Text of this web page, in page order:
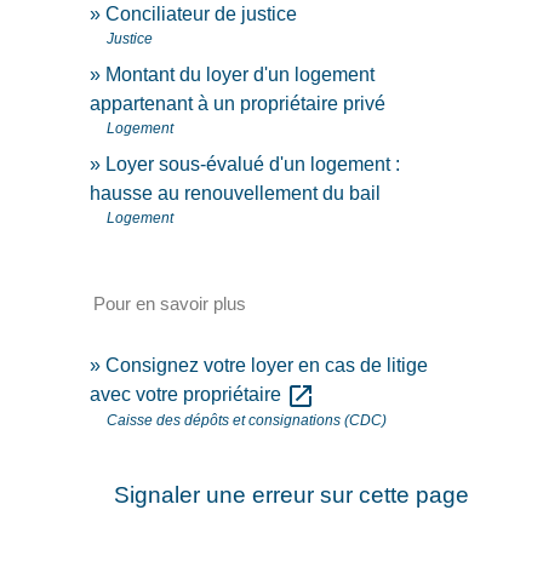
Conciliateur de justice
Justice
Montant du loyer d'un logement
appartenant à un propriétaire privé
Logement
Loyer sous-évalué d'un logement :
hausse au renouvellement du bail
Logement
Pour en savoir plus
Consignez votre loyer en cas de litige
avec votre propriétaire open_in_new
Caisse des dépôts et consignations (CDC)
Signaler une erreur sur cette page